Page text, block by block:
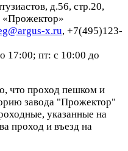
д.56, стр.20,
«Прожектор»
x.ru, +7(495)123-
17:00; пт: с 10:00 до
что проход пешком и
завода "Прожектор"
указанные на
проход и въезд на